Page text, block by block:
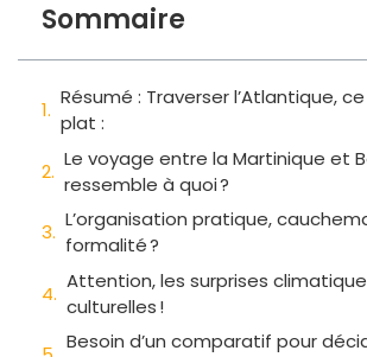
Sommaire
Résumé : Traverser l’Atlantique,
plat :
Le voyage entre la Martinique et
ressemble à quoi ?
L’organisation pratique,
formalité ?
Attention, les surprises
culturelles !
Besoin d’un comparatif pour